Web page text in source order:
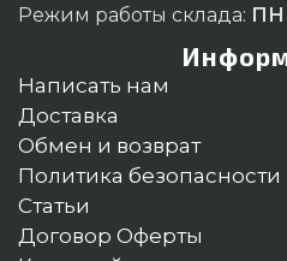
Режим работы склада: ПН
Написать нам
Доставка
Обмен и возврат
Политика безопасности
Статьи
Договор Оферты